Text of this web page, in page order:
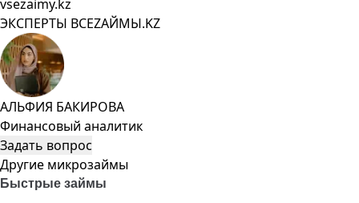
vsezaimy.kz
ЭКСПЕРТЫ ВСЕZAЙМЫ.KZ
АЛЬФИЯ БАКИРОВА
Финансовый аналитик
Задать вопрос
Другие микрозаймы
Быстрые займы